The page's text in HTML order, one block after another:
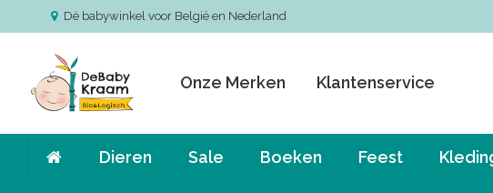
Dé babywinkel voor België en Nederland
Onze Merken Klantenservice
Dieren Sale Boeken Feest